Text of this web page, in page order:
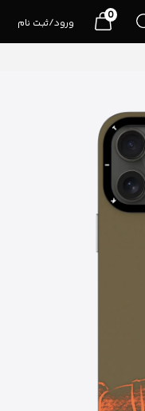
ورود/ثبت نام
0